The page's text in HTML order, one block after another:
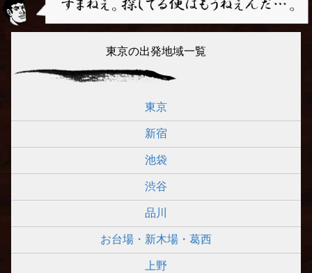
東京の出発地域一覧
東京
新宿
池袋
渋谷
品川
お台場・新木場・葛西
上野